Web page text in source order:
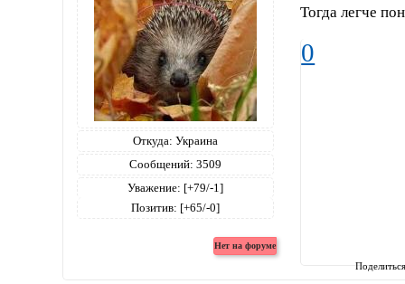
Откуда: Украина
Сообщений: 3509
Уважение: [+79/-1]
Позитив: [+65/-0]
Тогда легче
0